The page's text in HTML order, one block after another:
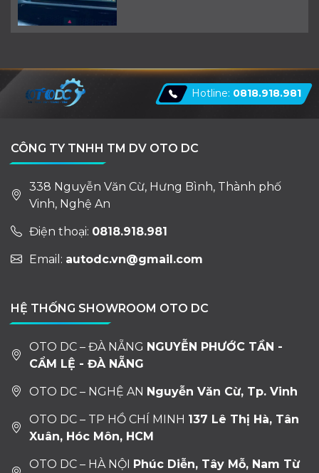
Hotline: 0818.918.981
CÔNG TY TNHH TM DV OTO DC
338 Nguyễn Văn Cừ, Hưng Bình, Thành phố
Vinh, Nghệ An
Điện thoại: 0818.918.981
Email: autodc.vn@gmail.com
HỆ THỐNG SHOWROOM OTO DC
OTO DC – ĐÀ NẴNG NGUYỄN PHƯỚC TẦN -
CẨM LỆ - ĐÀ NẴNG
OTO DC – NGHỆ AN Nguyễn Văn Cừ, Tp. Vinh
OTO DC – TP HỒ CHÍ MINH 137 Lê Thị Hà, Tân
Xuân, Hóc Môn, HCM
OTO DC – HÀ NỘI Phúc Diễn, Tây Mỗ, Nam Từ